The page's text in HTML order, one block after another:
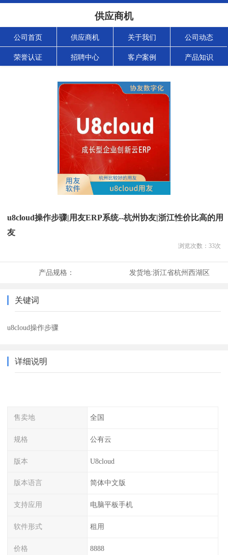
供应商机
公司首页 供应商机 关于我们 公司动态
荣誉认证 招聘中心 客户案例 产品知识
u8cloud操作步骤|用友ERP系统--杭州协友|浙江性价比高的用
友
浏览次数： 33次
产品规格： 发货地:浙江省杭州西湖区
关键词
u8cloud操作步骤
详细说明
售卖地 全国
规格 公有云
版本 U8cloud
版本语言 简体中文版
支持应用 电脑平板手机
软件形式 租用
价格 8888